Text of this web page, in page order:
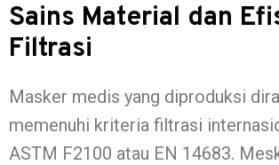
Sains Material dan
Filtrasi
Masker medis yang diproduksi
memenuhi kriteria filtrasi
ASTM F2100 atau EN 14683.